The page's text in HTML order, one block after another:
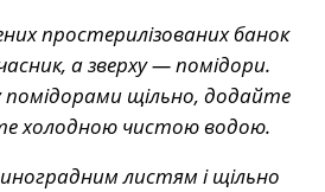
простерилізованих банок
а зверху — помідори.
щільно, додайте
холодною чистою водою.
листям і щільно